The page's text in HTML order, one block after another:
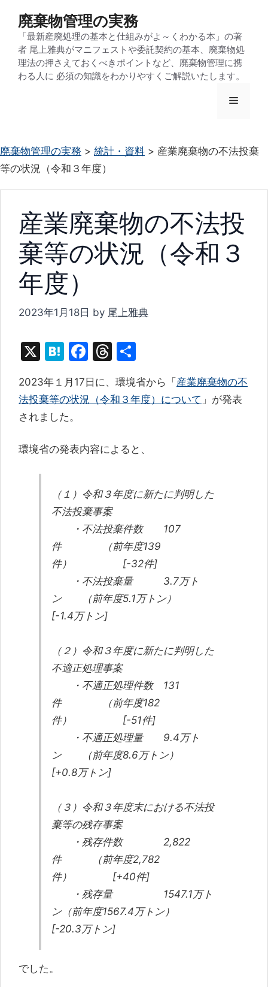
ッ
プ
廃棄物管理の実務
「最新産廃処理の基本と仕組みがよ～くわかる本」の著
者 尾上雅典がマニフェストや委託契約の基本、廃棄物処
理法の押さえておくべきポイントなど、廃棄物管理に携
わる人に 必須の知識をわかりやすくご解説いたします。
メ
廃棄物管理の実務 > 統計・資料 > 産業廃棄物の不法投棄
等の状況（令和３年度）
産業廃棄物の不法投
棄等の状況（令和３
年度）
2023年1月18日 by 尾上雅典
X
H
e
n
a
F
c
e
o
k
T
e
a
s
2023年１月17日に、環境省から「産業廃棄物の不
法投棄等の状況（令和３年度）について 」が発表
されました。
環境省の発表内容によると、
（１）令和３年度に新たに判明した
不法投棄事案
・不法投棄件数 107
件 （前年度139
件） [-32件]
・不法投棄量 3.7万ト
ン （前年度5.1万トン）
[-1.4万トン]
（２）令和３年度に新たに判明した
不適正処理事案
・不適正処理件数 131
件 （前年度182
件） [-51件]
・不適正処理量 9.4万ト
ン （前年度8.6万トン）
[+0.8万トン]
（３）令和３年度末における不法投
棄等の残存事案
・残存件数 2,822
件 （前年度2,782
件） [+40件]
・残存量 1547.1万ト
ン（前年度1567.4万トン）
[-20.3万トン]
でした。